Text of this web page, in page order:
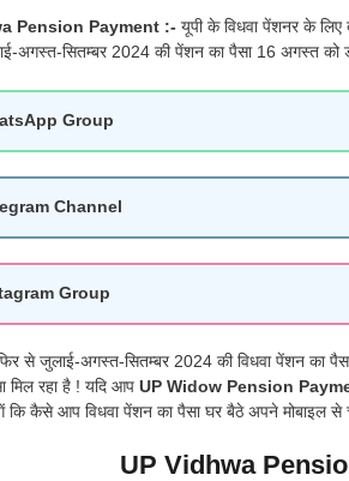
Pension Payment :- यूपी के विधवा पेंशनर के
अगस्त-सितम्बर 2024 की पेंशन का पैसा 16 अगस्त को
Group
Channel
Group
से जुलाई-अगस्त-सितम्बर 2024 की विधवा पेंशन का
मिल रहा है ! यदि आप UP Widow Pension
कि कैसे आप विधवा पेंशन का पैसा घर बैठे अपने मोबाइल से
UP Vidhwa